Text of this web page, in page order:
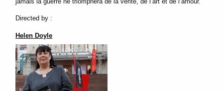
Directed by :
Helen Doyle